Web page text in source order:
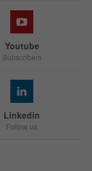
Youtube
Subscribers
Linkedin
Follow us